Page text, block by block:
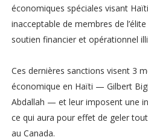
économiques spéciales visant
inacceptable de membres de
soutien financier et opérationnel
Ces dernières sanctions visent 3
économique en Haïti — Gilbert
Abdallah — et leur imposent une
ce qui aura pour effet de geler
au Canada.